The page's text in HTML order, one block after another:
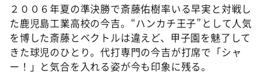
２００６年夏の準決勝で斎藤佑樹率いる早実と対戦し
た鹿児島工業高校の今吉。“ハンカチ王子”として人気
を博した斎藤とベクトルは違えど、甲子園を魅了して
きた球児のひとり。代打専門の今吉が打席で「シャ
ー！」と気合を入れる姿が今も印象に残る。